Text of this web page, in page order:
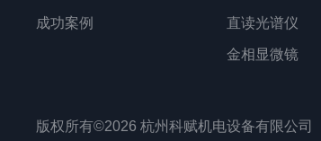
成功案例 直读光谱仪
金相显微镜
测长机、投影
版权所有©2026 杭州科赋机电设备有限公